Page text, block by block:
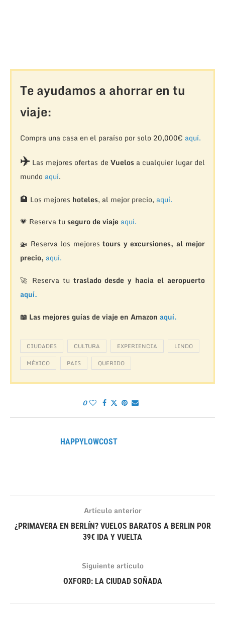
Te ayudamos a ahorrar en tu
viaje:
Compra una casa en el paraíso por solo 20,000€ aquí.
✈️Las mejores ofertas de Vuelosa cualquier lugar del
mundo aquí.
🏨 Los mejores hoteles, al mejor precio, aquí.
💗 Reserva tu seguro de viaje aquí.
🚁 Reserva los mejorestours y excursiones, al mejor
precio, aquí.
🚀 Reserva tu traslado desde y hacia el aeropuerto
aquí.
📖 Las mejores guías de viaje en Amazon aquí.
CIUDADES CULTURA EXPERIENCIA
LINDO
MÉXICO
PAIS QUERIDO
0
HAPPYLOWCOST
Artículo anterior
¿PRIMAVERA EN BERLÍN? VUELOS BARATOS A BERLIN POR
39€ IDA Y VUELTA
Siguiente artículo
OXFORD: LA CIUDAD SOÑADA